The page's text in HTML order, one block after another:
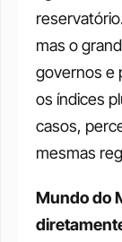
mas o
governos e
os índices
casos,
mesmas
Mundo do